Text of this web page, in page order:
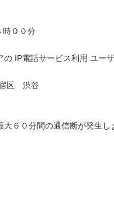
時００分
話サービス利用 ユー
渋谷
６０分間の通信断が発生し